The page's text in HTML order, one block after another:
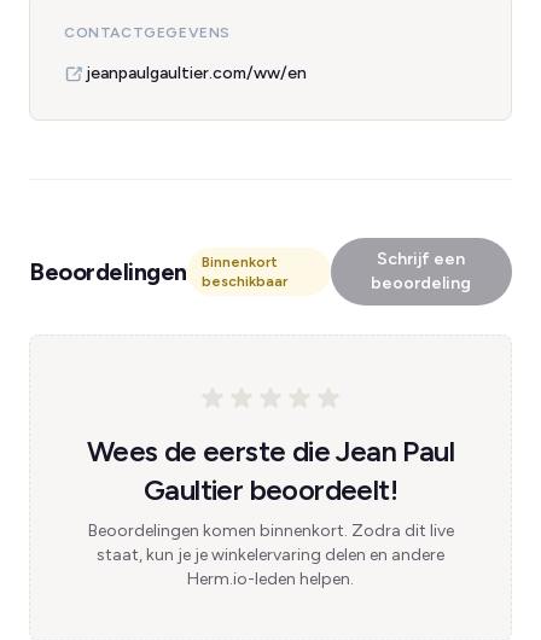
CONTACTGEGEVENS
jeanpaulgaultier.com/ww/en
Beoordelingen
Binnenkort
beschikbaar
Schrijf een
beoordeling
Wees de eerste die Jean Paul
Gaultier beoordeelt!
Beoordelingen komen binnenkort. Zodra dit live
staat, kun je je winkelervaring delen en andere
Herm.io-leden helpen.